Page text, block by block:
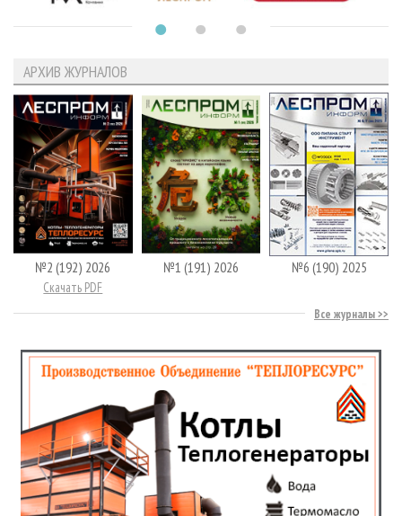
АРХИВ ЖУРНАЛОВ
№2 (192) 2026
Скачать PDF
№1 (191) 2026 №6 (190) 2025
Все журналы